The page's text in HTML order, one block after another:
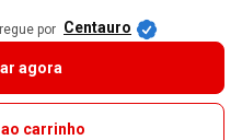
por Centauro
agora
carrinho